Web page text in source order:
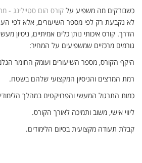
כשבודקים מה משפיע על קורס הום סטיילינג -
לא נקבעת רק לפי מספר השיעורים, אלא לפי
הדרך. קורס איכותי נותן כלים אמיתיים, ניסיון
גורמים מרכזיים שמשפיעים על המחיר:
היקף הקורס, מספר השיעורים ועומק החומר
רמת המרצים והניסיון המקצועי שלהם בשטח.
כמות התרגול המעשי והפרויקטים במהלך
ליווי אישי, משוב ותמיכה לאורך הקורס.
קבלת תעודה מקצועית בסיום הלימודים.